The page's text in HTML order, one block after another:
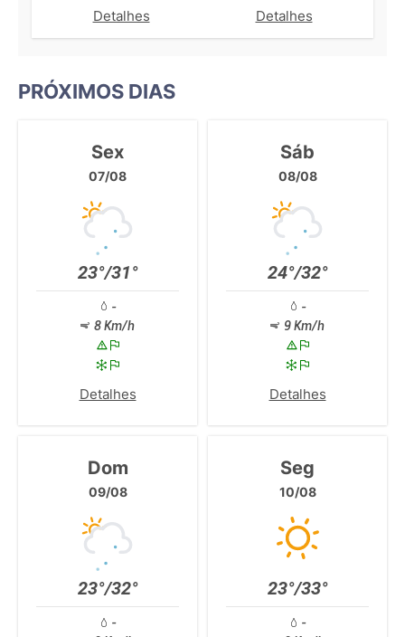
Detalhes Detalhes
PRÓXIMOS DIAS
Sex
07/08
23°/31°
-
8 Km/h
Detalhes
Sáb
08/08
24°/32°
-
9 Km/h
Detalhes
Dom
09/08
23°/32°
-
Seg
10/08
23°/33°
-